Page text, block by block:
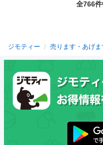
全766
ジモティー 売ります・あげま